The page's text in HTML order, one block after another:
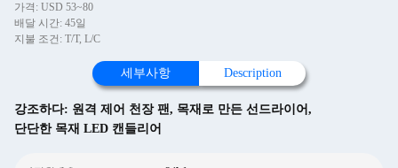
가격: USD 53~80
배달 시간: 45일
지불 조건: T/T, L/C
세부사항 Description
강조하다: 원격 제어 천장 팬, 목재로 만든 선드라이어 ,
단단한 목재 LED 캔들리어